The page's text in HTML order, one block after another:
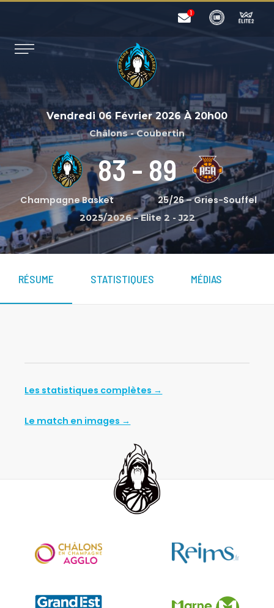
Vendredi 06 Février 2026À 20h00
Châlons - Coubertin
Champagne Basket
83- 89
25/26 – Gries-Souffel
2025/2026 – Elite 2 -J22
RÉSUME STATISTIQUES MÉDIAS
Les statistiques complètes →
Le match en images →